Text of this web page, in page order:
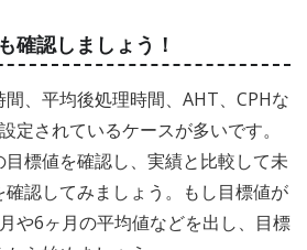
確認しましょう！
、平均後処理時間、AHT、CPHな
定されているケースが多いです。
目標値を確認し、実績と比較して未
認してみましょう。もし目標値が
や6ヶ月の平均値などを出し、目標